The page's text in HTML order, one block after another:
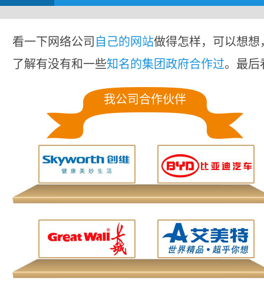
看一下网络公司 自己的网站做得怎样，可以想
了解有没有和一些知名的集团政府合作过。最后
我公司合作伙伴